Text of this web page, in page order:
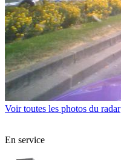
Voir toutes les photos du radar
En service